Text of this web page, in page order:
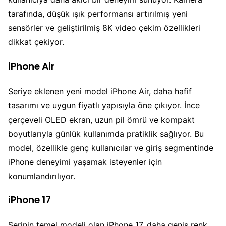
tarafında, düşük ışık performansı artırılmış yeni
sensörler ve geliştirilmiş 8K video çekim özellikleri
dikkat çekiyor.
iPhone Air
Seriye eklenen yeni model iPhone Air, daha hafif
tasarımı ve uygun fiyatlı yapısıyla öne çıkıyor. İnce
çerçeveli OLED ekran, uzun pil ömrü ve kompakt
boyutlarıyla günlük kullanımda pratiklik sağlıyor. Bu
model, özellikle genç kullanıcılar ve giriş segmentinde
iPhone deneyimi yaşamak isteyenler için
konumlandırılıyor.
iPhone 17